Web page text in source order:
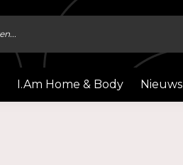
I.Am Home & Body Nieuws